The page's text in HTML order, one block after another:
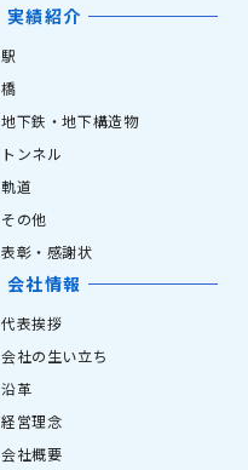
実績紹介
駅
橋
地下鉄・地下構造物
トンネル
軌道
その他
表彰・感謝状
会社情報
代表挨拶
会社の生い立ち
沿革
経営理念
会社概要